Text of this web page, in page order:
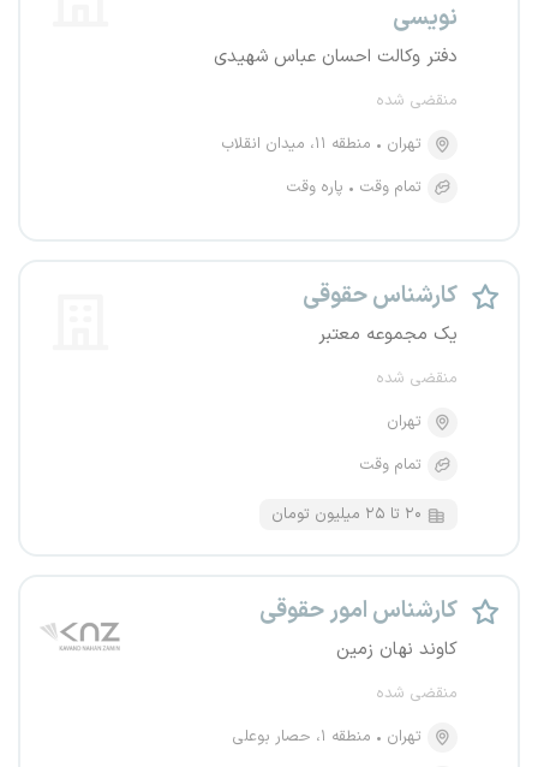
نویسی
دفتر وکالت احسان عباس شهیدی
منقضی شده
تهران
منطقه ۱۱، میدان انقلاب
تمام وقت
پاره وقت
کارشناس حقوقی
یک مجموعه معتبر
منقضی شده
تهران
تمام وقت
۲۰ تا ۲۵ میلیون تومان
کارشناس امور حقوقی
کاوند نهان زمین
منقضی شده
تهران
منطقه ۱، حصار بوعلی